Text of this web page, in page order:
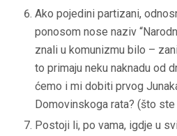
Ako pojedini partizani,
ponosom nose naziv
znali u komunizmu bilo –
to primaju neku naknadu od
ćemo i mi dobiti prvog
Domovinskoga rata? (što ste
Postoji li, po vama, igdje u